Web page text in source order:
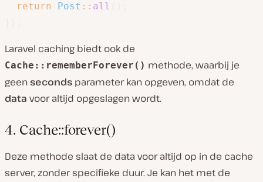
return
Post :: all
Laravel caching biedt ook de
Cache::rememberForever() methode, waarbij je
geenseconds parameter kan opgeven, omdat de
data voor altijd opgeslagen wordt.
4. Cache::forever()
Deze methode slaat de data voor altijd op in de cache
server, zonder specifieke duur. Je kan het met de